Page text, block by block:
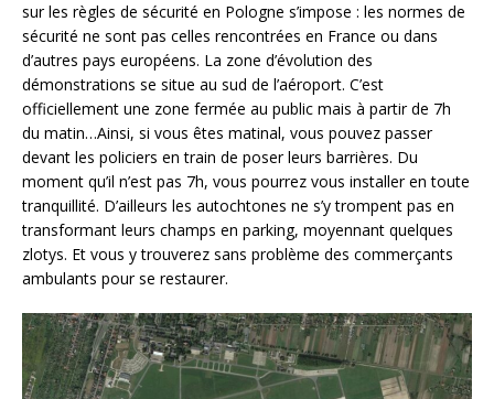
sur les règles de sécurité en Pologne s’impose : les normes de
sécurité ne sont pas celles rencontrées en France ou dans
d’autres pays européens. La zone d’évolution des
démonstrations se situe au sud de l’aéroport. C’est
officiellement une zone fermée au public mais à partir de 7h
du matin…Ainsi, si vous êtes matinal, vous pouvez passer
devant les policiers en train de poser leurs barrières. Du
moment qu’il n’est pas 7h, vous pourrez vous installer en toute
tranquillité. D’ailleurs les autochtones ne s’y trompent pas en
transformant leurs champs en parking, moyennant quelques
zlotys. Et vous y trouverez sans problème des commerçants
ambulants pour se restaurer.